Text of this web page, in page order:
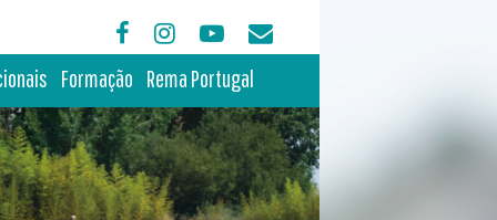
Formação Rema Portugal